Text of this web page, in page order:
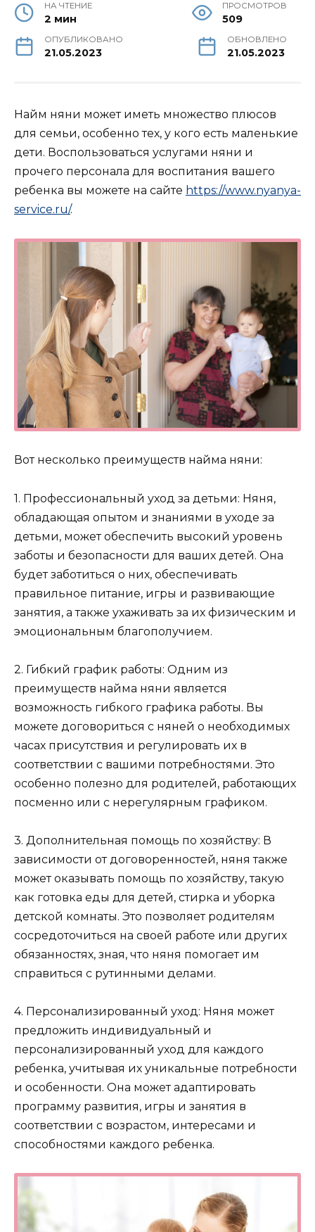
НА ЧТЕНИЕ
2 мин
ПРОСМОТРОВ
509
ОПУБЛИКОВАНО
21.05.2023
ОБНОВЛЕНО
21.05.2023
Найм няни может иметь множество плюсов
для семьи, особенно тех, у кого есть маленькие
дети. Воспользоваться услугами няни и
прочего персонала для воспитания вашего
ребенка вы можете на сайте https://www.nyanya-
service.ru/.
Вот несколько преимуществ найма няни:
1. Профессиональный уход за детьми: Няня,
обладающая опытом и знаниями в уходе за
детьми, может обеспечить высокий уровень
заботы и безопасности для ваших детей. Она
будет заботиться о них, обеспечивать
правильное питание, игры и развивающие
занятия, а также ухаживать за их физическим и
эмоциональным благополучием.
2. Гибкий график работы: Одним из
преимуществ найма няни является
возможность гибкого графика работы. Вы
можете договориться с няней о необходимых
часах присутствия и регулировать их в
соответствии с вашими потребностями. Это
особенно полезно для родителей, работающих
посменно или с нерегулярным графиком.
3. Дополнительная помощь по хозяйству: В
зависимости от договоренностей, няня также
может оказывать помощь по хозяйству, такую
как готовка еды для детей, стирка и уборка
детской комнаты. Это позволяет родителям
сосредоточиться на своей работе или других
обязанностях, зная, что няня помогает им
справиться с рутинными делами.
4. Персонализированный уход: Няня может
предложить индивидуальный и
персонализированный уход для каждого
ребенка, учитывая их уникальные потребности
и особенности. Она может адаптировать
программу развития, игры и занятия в
соответствии с возрастом, интересами и
способностями каждого ребенка.